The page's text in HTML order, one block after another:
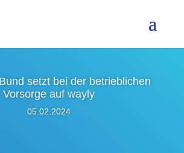
setzt bei der betrieblichen
Vorsorge auf wayly
05.02.2024